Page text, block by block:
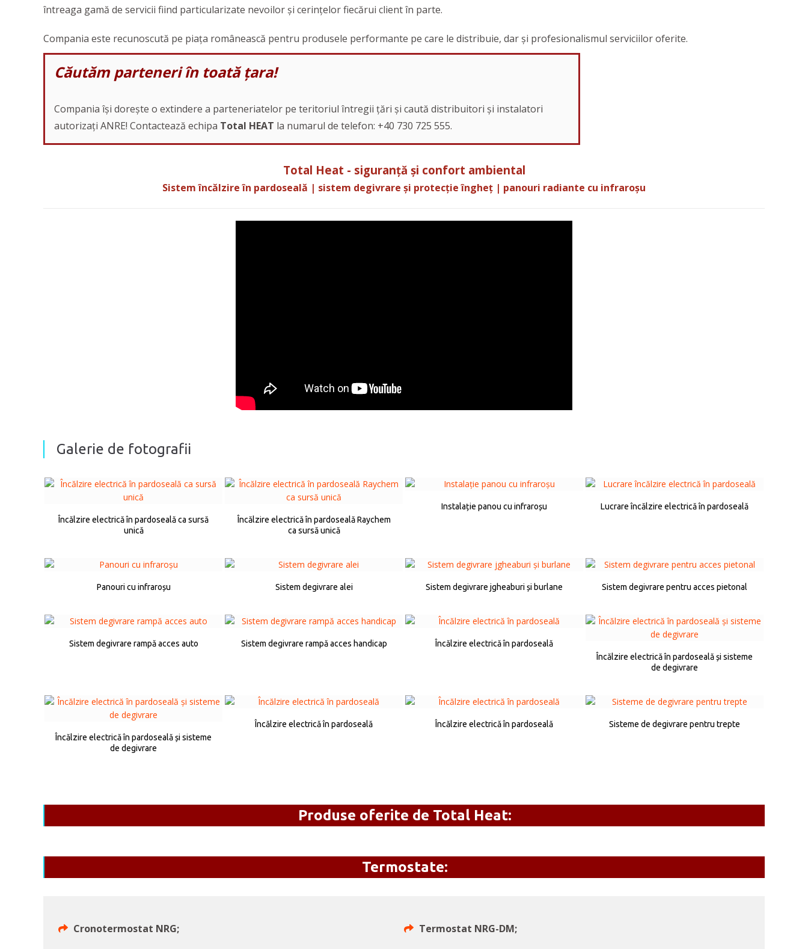
întreaga gamă de servicii fiind particularizate nevoilor și cerințelor fiecărui client în parte.
Compania este recunoscută pe piața românească pentru produsele performante pe care le distribuie, dar și profesionalismul serviciilor oferite.
Căutăm parteneri în toată țara!
Compania își dorește o extindere a parteneriatelor pe teritoriul întregii țări și caută distribuitori și instalatori
autorizați ANRE! Contactează echipa Total HEAT la numarul de telefon: +40 730 725 555.
Total Heat - siguranță și confort ambiental
Sistem încălzire în pardoseală | sistem degivrare și protecție îngheț | panouri radiante cu infraroșu
Galerie de fotografii
Încălzire electrică în pardoseală ca sursă
unică
Încălzire electrică în pardoseală Raychem
ca sursă unică
Instalație panou cu infraroșu Lucrare încălzire electrică în pardoseală
Panouri cu infraroșu Sistem degivrare alei Sistem degivrare jgheaburi și burlane Sistem degivrare pentru acces pietonal
Sistem degivrare rampă acces auto Sistem degivrare rampă acces handicap
Încălzire electrică în pardoseală
Încălzire electrică în pardoseală și sisteme
de degivrare
Încălzire electrică în pardoseală și sisteme
de degivrare
Încălzire electrică în pardoseală Încălzire electrică în pardoseală Sisteme de degivrare pentru trepte
Produse oferite de Total Heat:
Termostate:
Cronotermostat NRG; Termostat NRG-DM;